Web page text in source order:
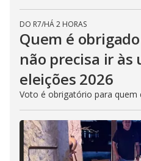
DO R7/HÁ 2 HORAS
Quem é
não precisa ir às
eleições 2026
Voto é obrigatório para quem